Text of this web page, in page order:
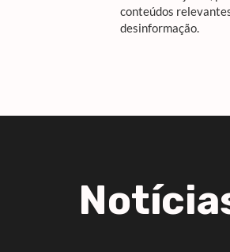
conteúdos
desinformação.